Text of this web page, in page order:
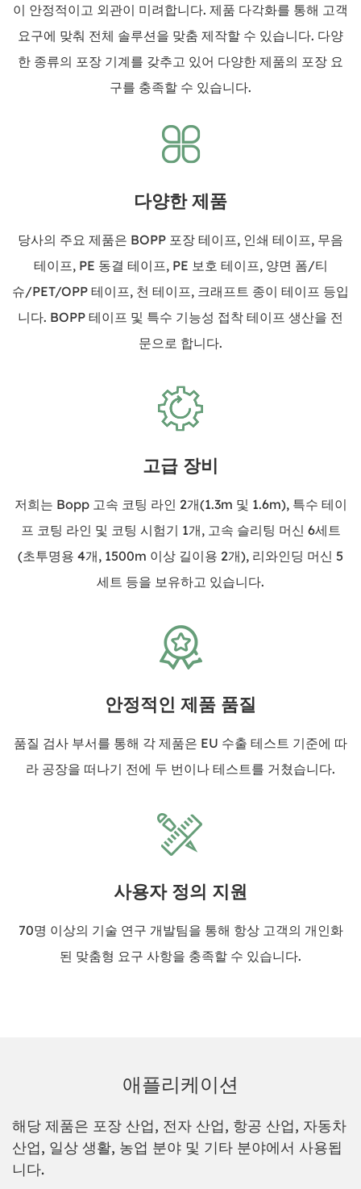
이 안정적이고 외관이 미려합니다. 제품 다각화를 통해 고객
요구에 맞춰 전체 솔루션을 맞춤 제작할 수 있습니다. 다양
한 종류의 포장 기계를 갖추고 있어 다양한 제품의 포장 요
구를 충족할 수 있습니다.
다양한 제품
당사의 주요 제품은 BOPP 포장 테이프, 인쇄 테이프, 무음
테이프, PE 동결 테이프, PE 보호 테이프, 양면 폼/티
슈/PET/OPP 테이프, 천 테이프, 크래프트 종이 테이프 등입
니다. BOPP 테이프 및 특수 기능성 접착 테이프 생산을 전
문으로 합니다.
고급 장비
저희는 Bopp 고속 코팅 라인 2개(1.3m 및 1.6m), 특수 테이
프 코팅 라인 및 코팅 시험기 1개, 고속 슬리팅 머신 6세트
(초투명용 4개, 1500m 이상 길이용 2개), 리와인딩 머신 5
세트 등을 보유하고 있습니다.
안정적인 제품 품질
품질 검사 부서를 통해 각 제품은 EU 수출 테스트 기준에 따
라 공장을 떠나기 전에 두 번이나 테스트를 거쳤습니다.
사용자 정의 지원
70명 이상의 기술 연구 개발팀을 통해 항상 고객의 개인화
된 맞춤형 요구 사항을 충족할 수 있습니다.
애플리케이션
해당 제품은 포장 산업, 전자 산업, 항공 산업, 자동차
산업, 일상 생활, 농업 분야 및 기타 분야에서 사용됩
니다.